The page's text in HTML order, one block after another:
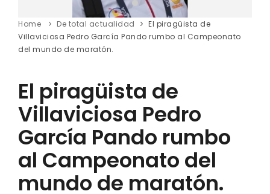
Home De total actualidad
El piragüista de
Villaviciosa Pedro García Pando rumbo al Campeonato
del mundo de maratón.
El piragüista de
Villaviciosa Pedro
García Pando rumbo
al Campeonato del
mundo de maratón.